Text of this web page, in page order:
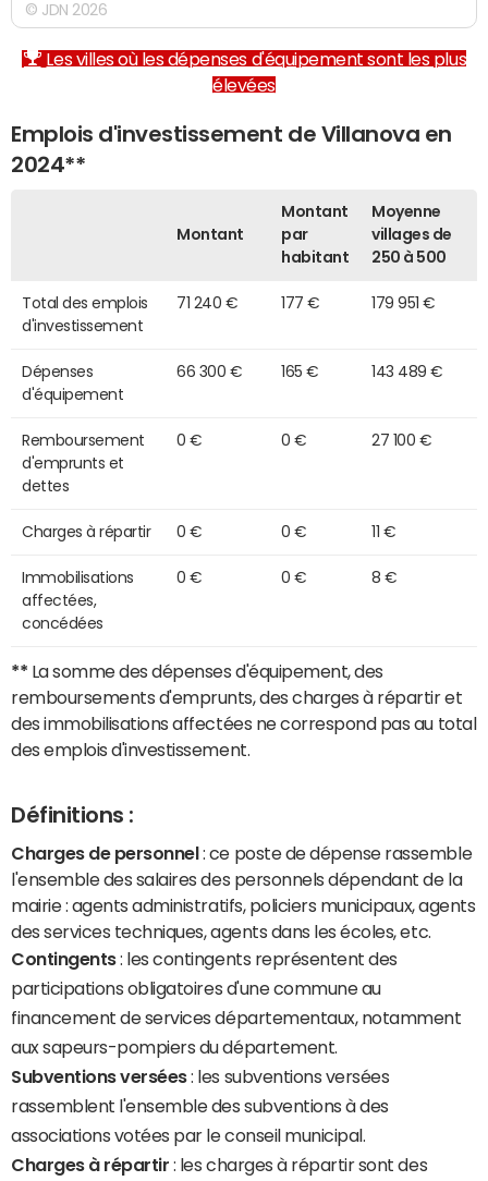
© JDN 2026
Les villes où les dépenses d'équipement sont les plus
élevées
Emplois d'investissement de Villanova en
2024**
Montant
Montant
par
habitant
Moyenne
villages de
250 à 500
Total des emplois
d'investissement
71 240 € 177 € 179 951 €
Dépenses
d'équipement
66 300 € 165 € 143 489 €
Remboursement
d'emprunts et
dettes
0 € 0 € 27 100 €
Charges à répartir 0 € 0 € 11 €
Immobilisations
affectées,
concédées
0 € 0 € 8 €
** La somme des dépenses d'équipement, des
remboursements d'emprunts, des charges à répartir et
des immobilisations affectées ne correspond pas au total
des emplois d'investissement.
Définitions :
Charges de personnel : ce poste de dépense rassemble
l'ensemble des salaires des personnels dépendant de la
mairie : agents administratifs, policiers municipaux, agents
des services techniques, agents dans les écoles, etc.
Contingents: les contingents représentent des
participations obligatoires d'une commune au
financement de services départementaux, notamment
aux sapeurs-pompiers du département.
Subventions versées: les subventions versées
rassemblent l'ensemble des subventions à des
associations votées par le conseil municipal.
Charges à répartir : les charges à répartir sont des